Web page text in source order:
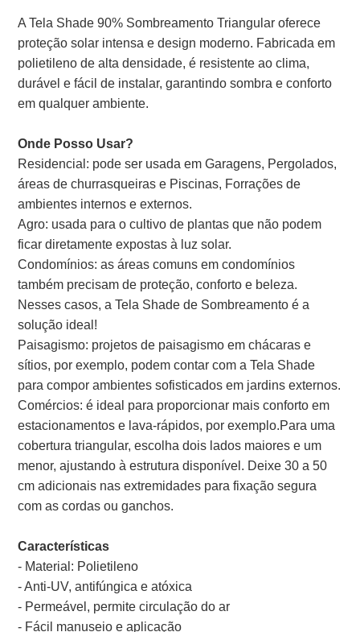
A Tela Shade 90% Sombreamento Triangular oferece
proteção solar intensa e design moderno. Fabricada em
polietileno de alta densidade, é resistente ao clima,
durável e fácil de instalar, garantindo sombra e conforto
em qualquer ambiente.
Onde Posso Usar?
Residencial: pode ser usada em Garagens, Pergolados,
áreas de churrasqueiras e Piscinas, Forrações de
ambientes internos e externos.
Agro: usada para o cultivo de plantas que não podem
ficar diretamente expostas à luz solar.
Condomínios: as áreas comuns em condomínios
também precisam de proteção, conforto e beleza.
Nesses casos, a Tela Shade de Sombreamento é a
solução ideal!
Paisagismo: projetos de paisagismo em chácaras e
sítios, por exemplo, podem contar com a Tela Shade
para compor ambientes sofisticados em jardins externos.
Comércios: é ideal para proporcionar mais conforto em
estacionamentos e lava-rápidos, por exemplo.Para uma
cobertura triangular, escolha dois lados maiores e um
menor, ajustando à estrutura disponível. Deixe 30 a 50
cm adicionais nas extremidades para fixação segura
com as cordas ou ganchos.
Características
- Material: Polietileno
- Anti-UV, antifúngica e atóxica
- Permeável, permite circulação do ar
- Fácil manuseio e aplicação